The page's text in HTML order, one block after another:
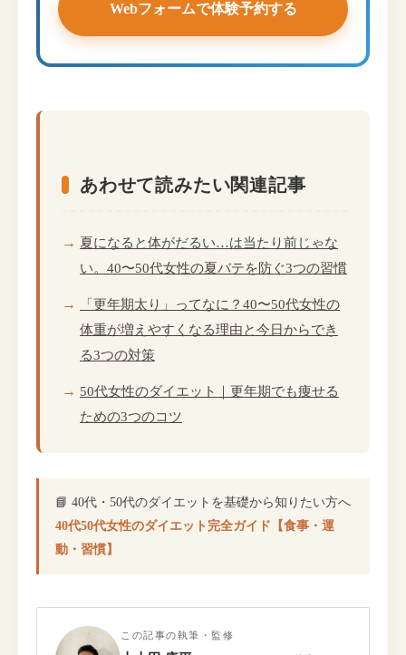
Webフォームで体験予約する
あわせて読みたい関連記事
夏になると体がだるい…は当たり前じゃな
い。40〜50代女性の夏バテを防ぐ3つの習慣
「更年期太り」ってなに？40〜50代女性の
体重が増えやすくなる理由と今日からでき
る3つの対策
50代女性のダイエット｜更年期でも痩せる
ための3つのコツ
📘 40代・50代のダイエットを基礎から知りたい方へ
40代50代女性のダイエット完全ガイド【食事・運
動・習慣】
この記事の執筆・監修